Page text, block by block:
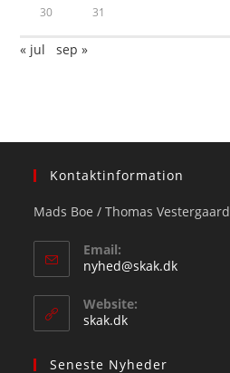
30 31
« jul sep »
Kontaktinformation
Mads Boe / Thomas Vestergaard
Email:
nyhed@skak.dkOpens
Website:
skak.dk
Seneste Nyheder